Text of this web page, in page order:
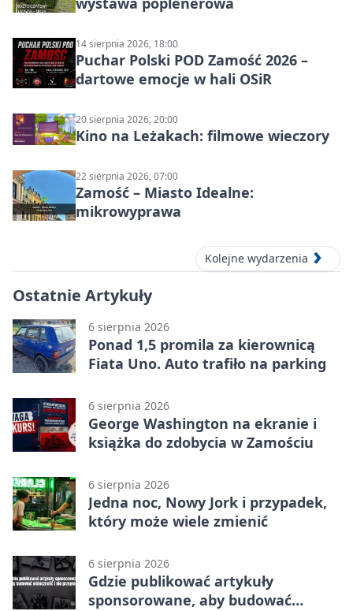
14 sierpnia 2026, 18:00
Puchar Polski POD Zamość 2026 –
dartowe emocje w hali OSiR
20 sierpnia 2026, 20:00
Kino na Leżakach: filmowe wieczory
22 sierpnia 2026, 07:00
Zamość – Miasto Idealne:
mikrowyprawa
Kolejne wydarzenia
Ostatnie Artykuły
6 sierpnia 2026
Ponad 1,5 promila za kierownicą
Fiata Uno. Auto trafiło na parking
6 sierpnia 2026
George Washington na ekranie i
książka do zdobycia w Zamościu
6 sierpnia 2026
Jedna noc, Nowy Jork i przypadek,
który może wiele zmienić
6 sierpnia 2026
Gdzie publikować artykuły
sponsorowane, aby budować